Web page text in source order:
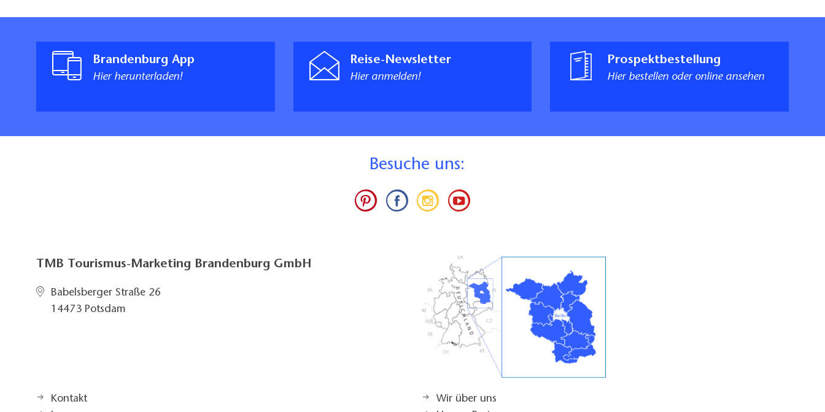
Brandenburg App
Hier herunterladen!
Reise-Newsletter
Hier anmelden!
Prospektbestellung
Hier bestellen oder online ansehen
Besuche uns:
TMB Tourismus-Marketing Brandenburg GmbH
Babelsberger Straße 26
14473 Potsdam
Kontakt
Wir über uns